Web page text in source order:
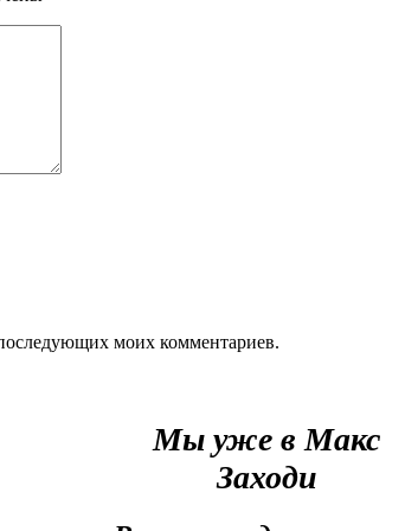
моих комментариев.
Мы уже в Макс
Заходи